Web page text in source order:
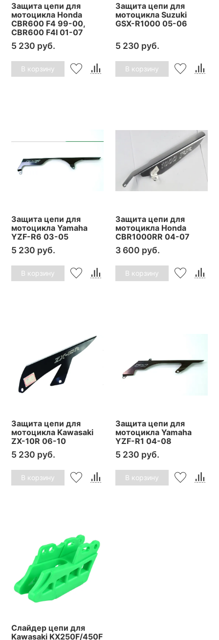
Защита цепи для
мотоцикла Honda
CBR600 F4 99-00,
CBR600 F4I 01-07
5 230 руб.
В корзину
Защита цепи для
мотоцикла Suzuki
GSX-R1000 05-06
5 230 руб.
В корзину
Защита цепи для
мотоцикла Yamaha
YZF-R6 03-05
5 230 руб.
В корзину
Защита цепи для
мотоцикла Honda
CBR1000RR 04-07
3 600 руб.
В корзину
Защита цепи для
мотоцикла Kawasaki
ZX-10R 06-10
5 230 руб.
В корзину
Защита цепи для
мотоцикла Yamaha
YZF-R1 04-08
5 230 руб.
В корзину
Слайдер цепи для
Kawasaki KX250F/450F